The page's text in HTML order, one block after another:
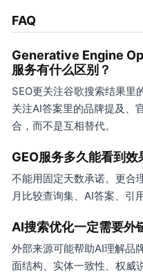
FAQ
Generative Engine
服务有什么区别？
SEO更关注谷歌搜索结果里
关注AI答案里的品牌提及、
合，而不是互相替代。
GEO服务多久能看到效
不能用固定天数承诺。更合
月比较查询集、AI答案、引
AI搜索优化一定需要外
外部来源可能帮助AI理解品
面结构、实体一致性、权威